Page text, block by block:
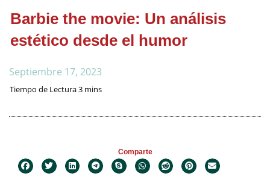
Barbie the movie: Un análisis
estético desde el humor
Septiembre 17, 2023
Comparte